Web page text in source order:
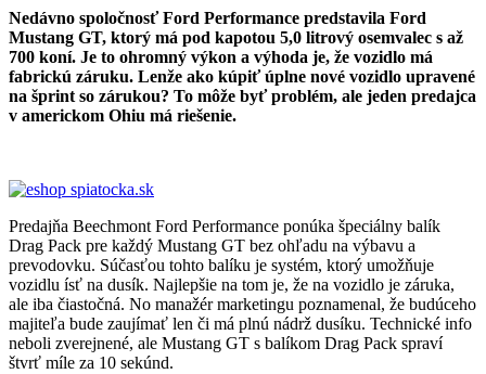
Nedávno spoločnosť Ford Performance predstavila Ford
Mustang GT, ktorý má pod kapotou 5,0 litrový osemvalec s až
700 koní. Je to ohromný výkon a výhoda je, že vozidlo má
fabrickú záruku. Lenže ako kúpiť úplne nové vozidlo upravené
na šprint so zárukou? To môže byť problém, ale jeden predajca
v americkom Ohiu má riešenie.
Predajňa Beechmont Ford Performance ponúka špeciálny balík
Drag Pack pre každý Mustang GT bez ohľadu na výbavu a
prevodovku. Súčasťou tohto balíku je systém, ktorý umožňuje
vozidlu ísť na dusík. Najlepšie na tom je, že na vozidlo je záruka,
ale iba čiastočná. No manažér marketingu poznamenal, že budúceho
majiteľa bude zaujímať len či má plnú nádrž dusíku. Technické info
neboli zverejnené, ale Mustang GT s balíkom Drag Pack spraví
štvrť míle za 10 sekúnd.